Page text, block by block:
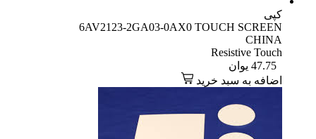
کپی
6AV2123-2GA03-0AX0 TOUCH SCREEN
CHINA
Resistive Touch
47.75 یوان
اضافه به سبد خرید